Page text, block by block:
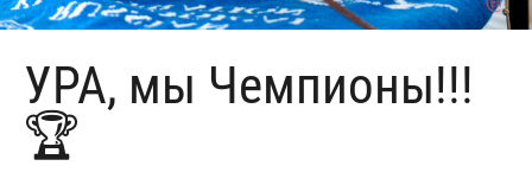
УРА, мы Чемпионы!!!
🏆